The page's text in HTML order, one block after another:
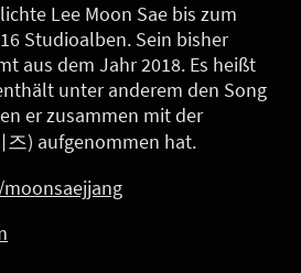
Lee Moon Sae bis zum
Studioalben. Sein bisher
aus dem Jahr 2018. Es heißt
unter anderem den Song
er zusammen mit der
즈) aufgenommen hat.